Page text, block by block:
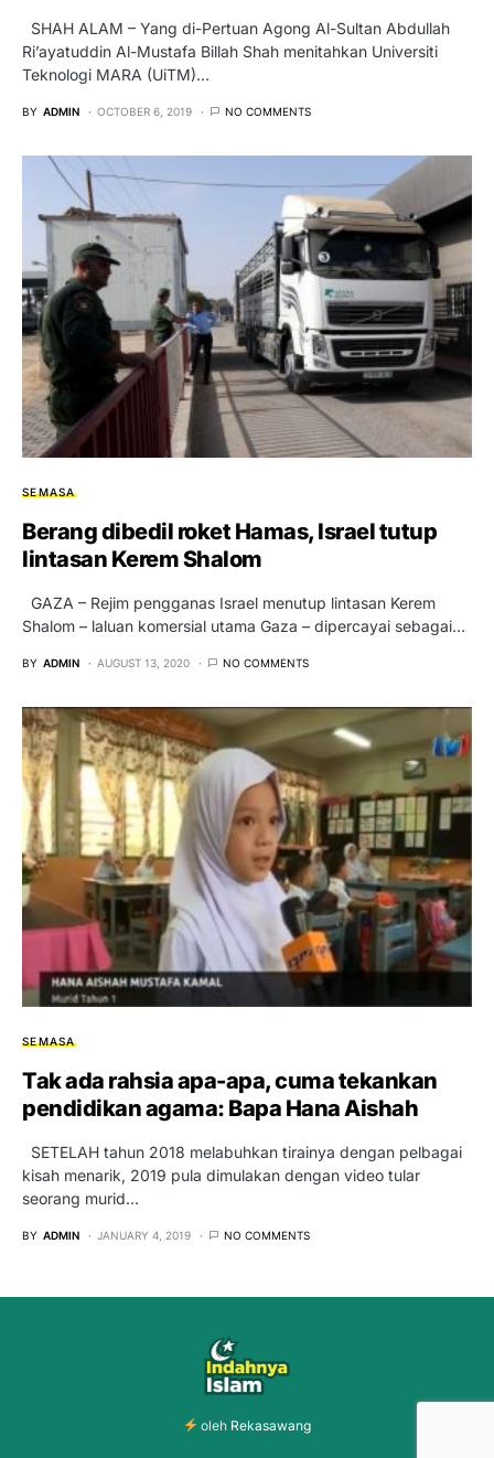
SHAH ALAM – Yang di-Pertuan Agong Al-Sultan Abdullah
Ri’ayatuddin Al-Mustafa Billah Shah menitahkan Universiti
Teknologi MARA (UiTM)…
BY ADMIN OCTOBER 6, 2019 NO COMMENTS
SEMASA
Berang dibedil roket Hamas, Israel tutup
lintasan Kerem Shalom
GAZA – Rejim pengganas Israel menutup lintasan Kerem
Shalom – laluan komersial utama Gaza – dipercayai sebagai…
BY ADMIN AUGUST 13, 2020 NO COMMENTS
SEMASA
Tak ada rahsia apa-apa, cuma tekankan
pendidikan agama: Bapa Hana Aishah
SETELAH tahun 2018 melabuhkan tirainya dengan pelbagai
kisah menarik, 2019 pula dimulakan dengan video tular
seorang murid…
BY ADMIN JANUARY 4, 2019 NO COMMENTS
oleh Rekasawang